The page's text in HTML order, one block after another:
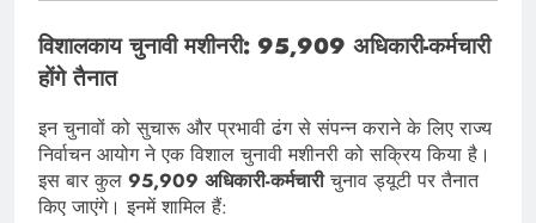
विशालकाय चुनावी मशीनरी: 95,909 अधिकारी-कर्मचारी
होंगे तैनात
इन चुनावों को सुचारू और प्रभावी ढंग से संपन्न कराने के लिए राज्य
निर्वाचन आयोग ने एक विशाल चुनावी मशीनरी को सक्रिय किया है।
इस बार कुल 95,909 अधिकारी-कर्मचारीचुनाव ड्यूटी पर तैनात
किए जाएंगे। इनमें शामिल हैं: